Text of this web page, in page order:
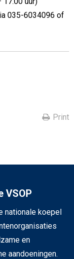
035-6034096 of
Print
VSOP
nationale koepel
en
aandoeningen.